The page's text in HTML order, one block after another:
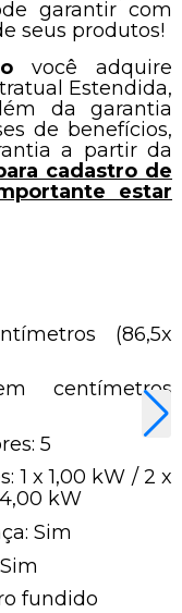
garantir com
seus produtos!
você adquire
Estendida,
da garantia
de benefícios,
a partir da
cadastro de
estar
(86,5x
centímetros
5
1 x 1,00 kW / 2 x
kW
Sim
fundido